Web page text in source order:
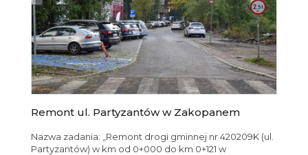
Remont ul. Partyzantów w Zakopanem
Nazwa zadania: „Remont drogi gminnej nr 420209K (ul.
Partyzantów) w km od 0+000 do km 0+121 w